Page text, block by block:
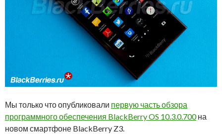
Мы только что опубликовали первую часть обзора
программного обеспечения BlackBerry OS 10.3.0.700на
новом смартфоне BlackBerry Z3.